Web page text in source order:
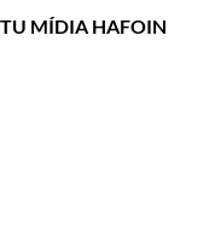
MÍDIA HAFOIN